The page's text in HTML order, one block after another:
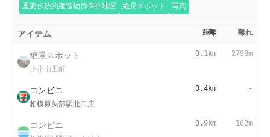
重要伝統的建造物群保存地区
絶景スポット 写真
アイテム 距離 離れ
絶景スポット
上小山田町
0.1km 2798m
コンビニ
相模原矢部駅北口店
0.4km -
コンビニ 0.9km 162m